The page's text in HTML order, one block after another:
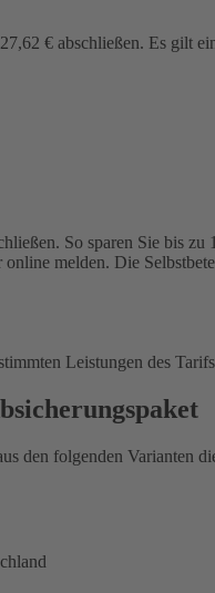
€ abschließen. Es gilt
So sparen Sie bis
melden. Die
Leistungen des
den folgenden Varianten